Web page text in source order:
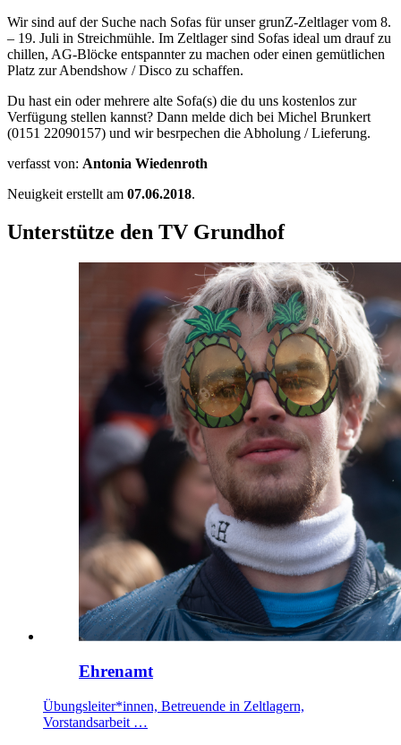
Wir sind auf der Suche nach Sofas für unser grunZ-Zeltlager vom 8.
– 19. Juli in Streichmühle. Im Zeltlager sind Sofas ideal um drauf zu
chillen, AG-Blöcke entspannter zu machen oder einen gemütlichen
Platz zur Abendshow / Disco zu schaffen.
Du hast ein oder mehrere alte Sofa(s) die du uns kostenlos zur
Verfügung stellen kannst? Dann melde dich bei Michel Brunkert
(0151 22090157) und wir besrpechen die Abholung / Lieferung.
verfasst von: Antonia Wiedenroth
Neuigkeit erstellt am 07.06.2018.
Unterstütze den TV Grundhof
Ehrenamt
Übungsleiter*innen, Betreuende in Zeltlagern,
Vorstandsarbeit …